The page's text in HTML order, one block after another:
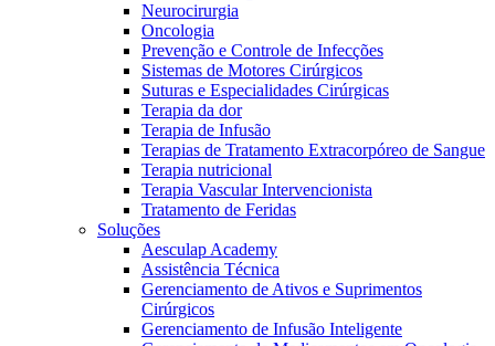
Saiba mais sobre nosso centro de ​inovação global e apresente
Entre em contato conosco.
Neurocirurgia
Oncologia
Prevenção e Controle de Infecções
Sistemas de Motores Cirúrgicos
Suturas e Especialidades Cirúrgicas
Terapia da dor
Terapia de Infusão
Terapias de Tratamento Extracorpóreo de Sangue
Terapia nutricional
Terapia Vascular Intervencionista
Tratamento de Feridas
Soluções
Aesculap Academy
Assistência Técnica
Gerenciamento de Ativos e Suprimentos
Cirúrgicos
Gerenciamento de Infusão Inteligente